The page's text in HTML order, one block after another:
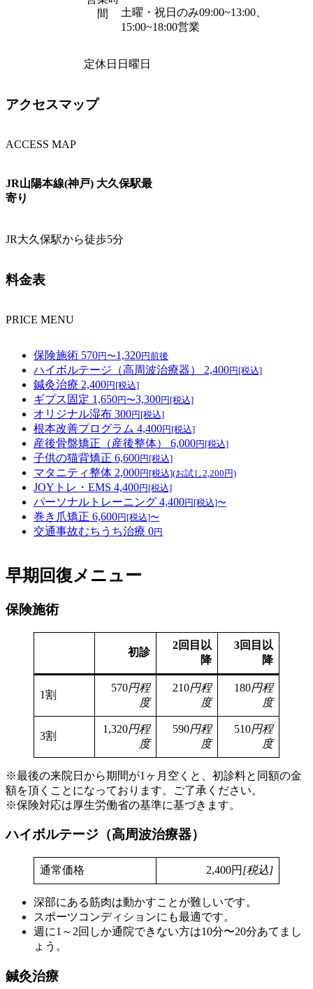
間
土曜・祝日のみ09:00~13:00、
15:00~18:00営業
定休日 日曜日
アクセスマップ
ACCESS MAP
JR山陽本線(神戸) 大久保駅最
寄り
JR大久保駅から徒歩5分
料金表
PRICE MENU
保険施術 570円〜1,320円前後
ハイボルテージ（高周波治療器） 2,400円[税込]
鍼灸治療 2,400円[税込]
ギプス固定 1,650円〜3,300円[税込]
オリジナル湿布 300円[税込]
根本改善プログラム 4,400円[税込]
産後骨盤矯正（産後整体） 6,000円[税込]
子供の猫背矯正 6,600円[税込]
マタニティ整体 2,000円[税込](お試し2,200円)
JOYトレ・EMS 4,400円[税込]
パーソナルトレーニング 4,400円[税込]〜
巻き爪矯正 6,600円[税込]〜
交通事故むちうち治療 0円
早期回復メニュー
保険施術
初診
2回目以
降
3回目以
降
1割
570円程
度
210円程
度
180円程
度
3割
1,320円程
度
590円程
度
510円程
度
※最後の来院日から期間が1ヶ月空くと、初診料と同額の金
額を頂くことになっております。ご了承ください。
※保険対応は厚生労働省の基準に基づきます。
ハイボルテージ（高周波治療器）
通常価格 2,400円 [税込]
深部にある筋肉は動かすことが難しいです。
スポーツコンディションにも最適です。
週に1～2回しか通院できない方は10分〜20分あてまし
ょう。
鍼灸治療